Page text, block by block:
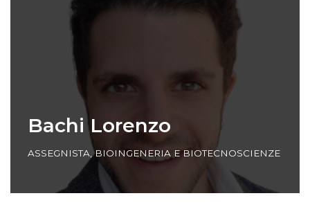
Bachi Lorenzo
ASSEGNISTA,BIOINGENERIA E BIOTECNOSCIENZE